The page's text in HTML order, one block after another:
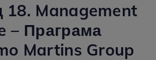
18. Management
– Праграма
Martins Group